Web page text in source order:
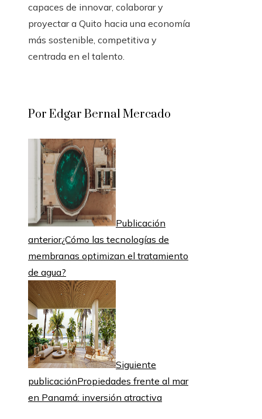
capaces de innovar, colaborar y
proyectar a Quito hacia una economía
más sostenible, competitiva y
centrada en el talento.
Por Edgar Bernal Mercado
Publicación
anterior¿Cómo las tecnologías de
membranas optimizan el tratamiento
de agua?
Siguiente
publicaciónPropiedades frente al mar
en Panamá: inversión atractiva